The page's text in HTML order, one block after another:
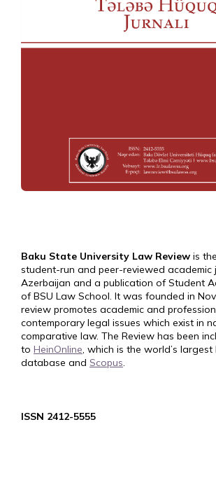
Baku State University Law Review is
student-run and peer-reviewed academic
Azerbaijan and a publication of Student
of BSU Law School. It was founded in
review promotes academic and
contemporary legal issues which exist in
comparative law. The Review has been
to HeinOnline, which is the world’s
database and Scopus.
ISSN 2412-5555